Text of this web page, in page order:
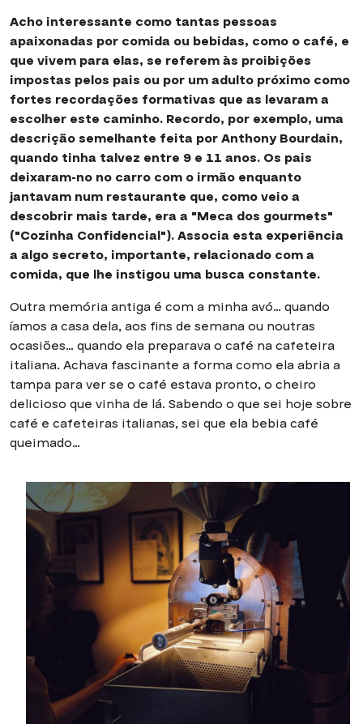
Acho interessante como tantas pessoas
apaixonadas por comida ou bebidas, como o café, e
que vivem para elas, se referem às proibições
impostas pelos pais ou por um adulto próximo como
fortes recordações formativas que as levaram a
escolher este caminho. Recordo, por exemplo, uma
descrição semelhante feita por Anthony Bourdain,
quando tinha talvez entre 9 e 11 anos. Os pais
deixaram-no no carro com o irmão enquanto
jantavam num restaurante que, como veio a
descobrir mais tarde, era a "Meca dos gourmets"
("Cozinha Confidencial"). Associa esta experiência
a algo secreto, importante, relacionado com a
comida, que lhe instigou uma busca constante.
Outra memória antiga é com a minha avó… quando
íamos a casa dela, aos fins de semana ou noutras
ocasiões… quando ela preparava o café na cafeteira
italiana. Achava fascinante a forma como ela abria a
tampa para ver se o café estava pronto, o cheiro
delicioso que vinha de lá. Sabendo o que sei hoje sobre
café e cafeteiras italianas, sei que ela bebia café
queimado…